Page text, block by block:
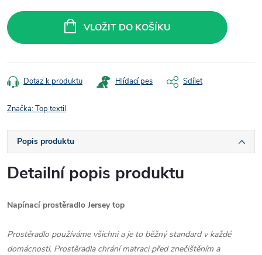
cena:
VLOŽIT DO KOŠÍKU
Dotaz k produktu Hlídací pes Sdílet
Značka:Top textil
Popis produktu
Detailní popis produktu
Napínací prostěradlo Jersey top
Prostěradlo používáme všichni a je to běžný standard v každé
domácnosti. Prostěradla chrání matraci před znečištěním a